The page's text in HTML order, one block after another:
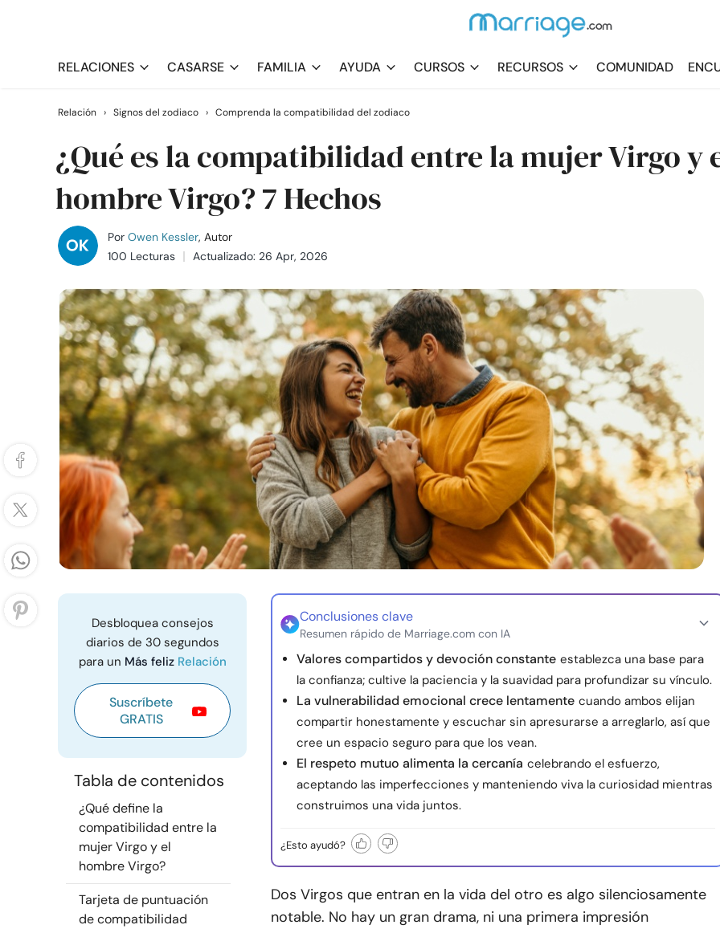
RELACIONES CASARSE FAMILIA AYUDA CURSOS RECURSOS COMUNIDAD
Relación › Signos del zodiaco › Comprenda la compatibilidad del zodiaco
¿Qué es la compatibilidad entre la mujer Virgo y
hombre Virgo? 7 Hechos
Por Owen Kessler, Autor
100 Lecturas
Actualizado: 26 Apr, 2026
Desbloquea consejos
diarios de 30 segundos
para un Más feliz Relación
Suscríbete
GRATIS
Tabla de contenidos
¿Qué define la
compatibilidad entre la
mujer Virgo y el
hombre Virgo?
Tarjeta de puntuación
de compatibilidad
Conclusiones clave
Resumen rápido de Marriage.com con IA
Valores compartidos y devoción constante establezca una base para
la confianza; cultive la paciencia y la suavidad para profundizar su vínculo.
La vulnerabilidad emocional crece lentamente cuando ambos elijan
compartir honestamente y escuchar sin apresurarse a arreglarlo, así que
cree un espacio seguro para que los vean.
El respeto mutuo alimenta la cercanía celebrando el esfuerzo,
aceptando las imperfecciones y manteniendo viva la curiosidad mientras
construimos una vida juntos.
¿Esto ayudó?
Dos Virgos que entran en la vida del otro es algo silenciosamente
notable. No hay un gran drama, ni una primera impresión